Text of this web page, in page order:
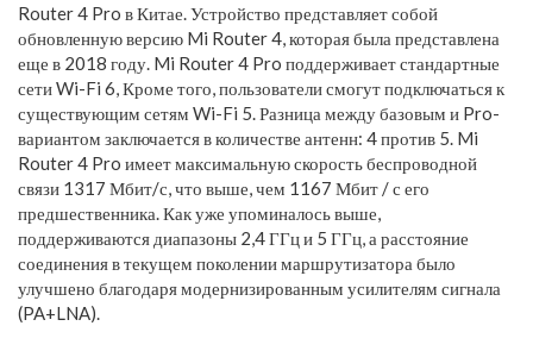
Router 4 Pro в Китае. Устройство представляет собой
обновленную версию Mi Router 4, которая была представлена
еще в 2018 году. Mi Router 4 Pro поддерживает стандартные
сети Wi-Fi 6, Кроме того, пользователи смогут подключаться к
существующим сетям Wi-Fi 5. Разница между базовым и Pro-
вариантом заключается в количестве антенн: 4 против 5. Mi
Router 4 Pro имеет максимальную скорость беспроводной
связи 1317 Мбит/с, что выше, чем 1167 Мбит / с его
предшественника. Как уже упоминалось выше,
поддерживаются диапазоны 2,4 ГГц и 5 ГГц, а расстояние
соединения в текущем поколении маршрутизатора было
улучшено благодаря модернизированным усилителям сигнала
(PA+LNA).